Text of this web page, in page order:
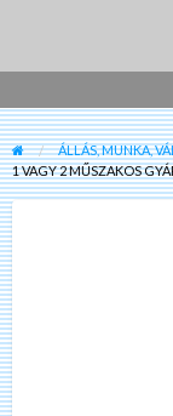
ÁLLÁS, MUNKA,
1 VAGY 2 MŰSZAKOS